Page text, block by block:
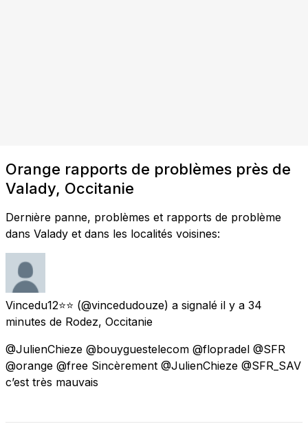
Orange rapports de problèmes près de
Valady, Occitanie
Dernière panne, problèmes et rapports de problème
dans Valady et dans les localités voisines:
Vincedu12⭐️⭐️ (@vincedudouze) a signalé il y a 34
minutes de Rodez, Occitanie
@JulienChieze @bouyguestelecom @flopradel @SFR
@orange @free Sincèrement @JulienChieze @SFR_SAV
c’est très mauvais